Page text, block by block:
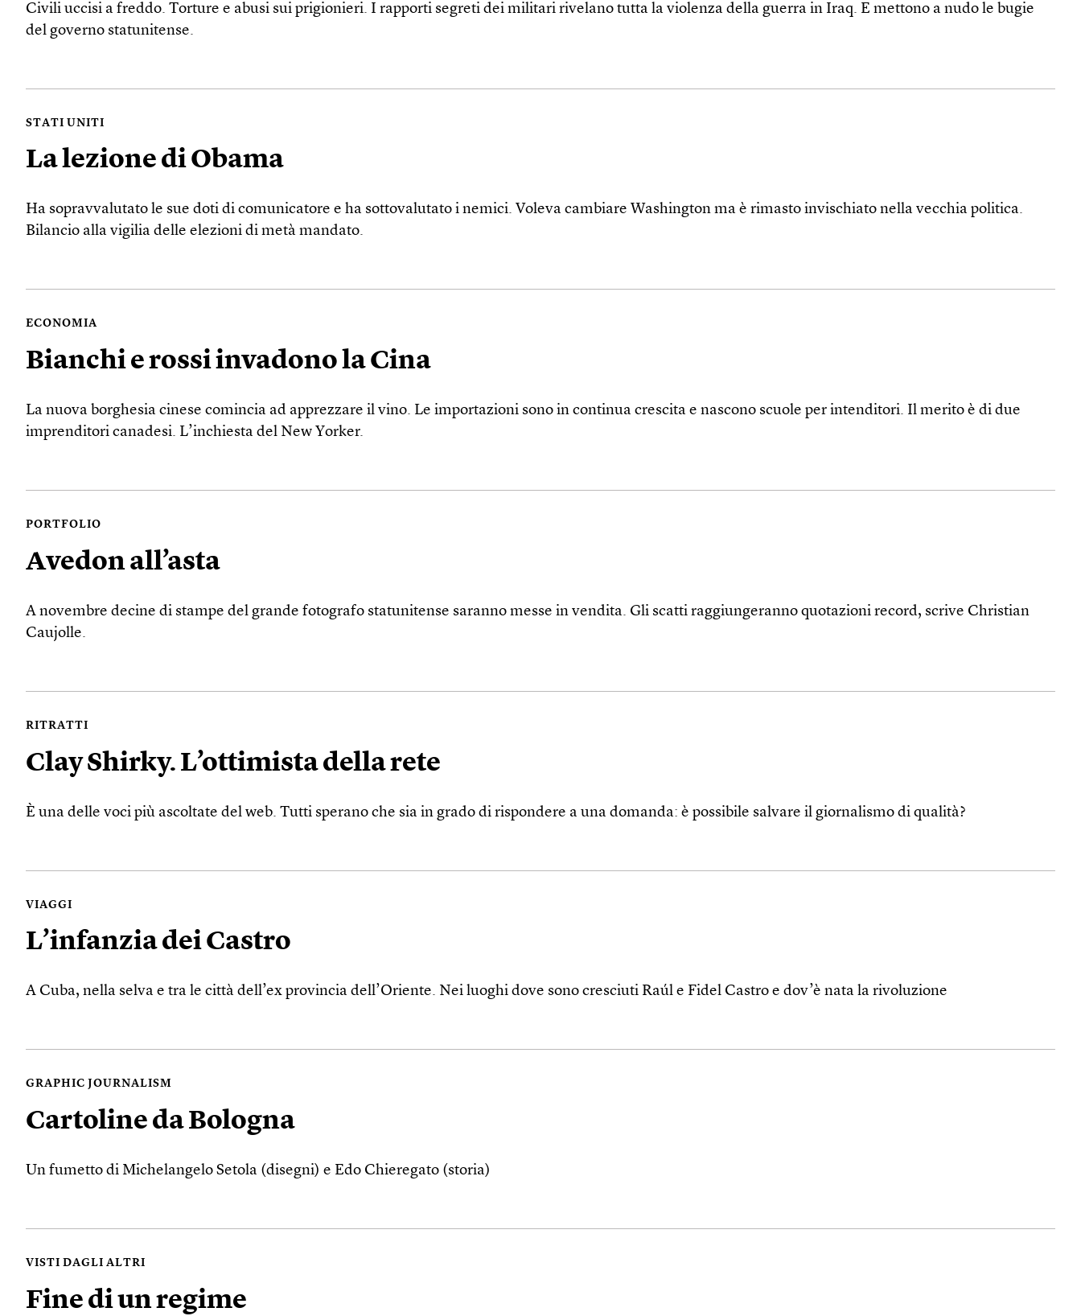
Civili uccisi a freddo. Torture e abusi sui prigionieri. I rapporti segreti dei militari rivelano tutta la violenza della guerra in Iraq. E mettono a nudo le bugie
del governo statunitense.
STATI UNITI
La lezione di Obama
Ha sopravvalutato le sue doti di comunicatore e ha sottovalutato i nemici. Voleva cambiare Washington ma è rimasto invischiato nella vecchia politica.
Bilancio alla vigilia delle elezioni di metà mandato.
ECONOMIA
Bianchi e rossi invadono la Cina
La nuova borghesia cinese comincia ad apprezzare il vino. Le importazioni sono in continua crescita e nascono scuole per intenditori. Il merito è di due
imprenditori canadesi. L’inchiesta del New Yorker.
PORTFOLIO
Avedon all’asta
A novembre decine di stampe del grande fotografo statunitense saranno messe in vendita. Gli scatti raggiungeranno quotazioni record, scrive Christian
Caujolle.
RITRATTI
Clay Shirky. L’ottimista della rete
È una delle voci più ascoltate del web. Tutti sperano che sia in grado di rispondere a una domanda: è possibile salvare il giornalismo di qualità?
VIAGGI
L’infanzia dei Castro
A Cuba, nella selva e tra le città dell’ex provincia dell’Oriente. Nei luoghi dove sono cresciuti Raúl e Fidel Castro e dov’è nata la rivoluzione
GRAPHIC JOURNALISM
Cartoline da Bologna
Un fumetto di Michelangelo Setola (disegni) e Edo Chieregato (storia)
VISTI DAGLI ALTRI
Fine di un regime